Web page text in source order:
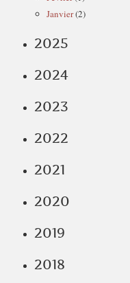
Janvier(2)
2025
2024
2023
2022
2021
2020
2019
2018